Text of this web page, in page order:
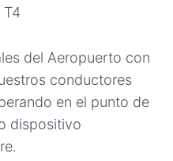
T4
del Aeropuerto con
conductores
en el punto de
dispositivo